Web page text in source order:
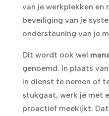
van je werkplekken en
beveiliging van je
ondersteuning van je
Dit wordt ook wel
genoemd. In plaats
in dienst te nemen of
stukgaat, werk je met
proactief meekijkt.